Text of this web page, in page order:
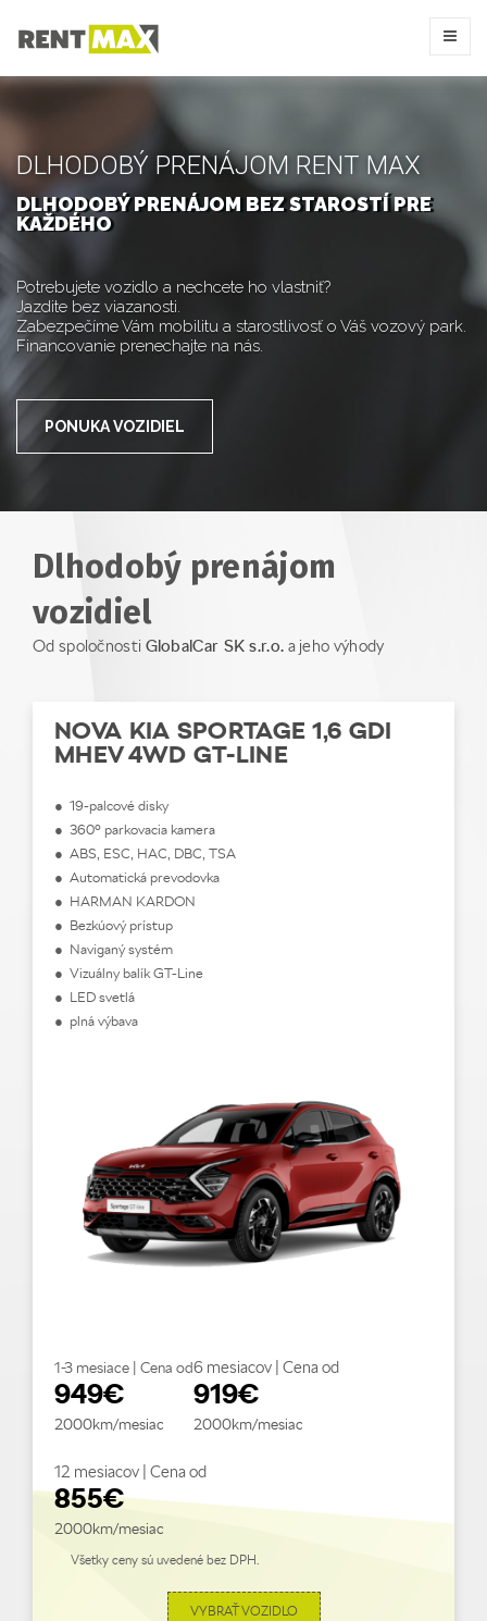
DLHODOBÝ PRENÁJOM RENT MAX
DLHODOBÝ PRENÁJOM BEZ STAROSTÍ PRE
KAŽDÉHO
Potrebujete vozidlo a nechcete ho vlastniť?
Jazdite bez viazanosti.
Zabezpečíme Vám mobilitu a starostlivosť o Váš vozový park.
Financovanie prenechajte na nás.
PONUKA VOZIDIEL
Dlhodobý prenájom
vozidiel
Od spoločnosti GlobalCar SK s.r.o. a jeho výhody
NOVA KIA SPORTAGE 1,6 GDI
MHEV 4WD GT-LINE
● 19-palcové disky
● 360° parkovacia kamera
● ABS, ESC, HAC, DBC, TSA
● Automatická prevodovka
● HARMAN KARDON
● Bezkúový prístup
● Naviganý systém
● Vizuálny balík GT-Line
● LED svetlá
● plná výbava
1-3 mesiace | Cena od
949€
2000km/mesiac
6 mesiacov | Cena od
919€
2000km/mesiac
12 mesiacov | Cena od
855€
2000km/mesiac
Všetky ceny sú uvedené bez DPH.
VYBRAŤ VOZIDLO